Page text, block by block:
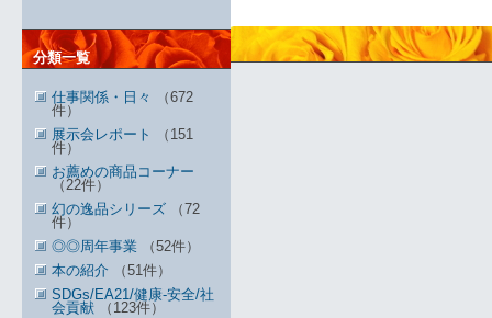
分類一覧
仕事関係・日々
（672
件）
展示会レポート
（151
件）
お薦めの商品コーナー
（22件）
幻の逸品シリーズ （72
件）
◎◎周年事業 （52件）
本の紹介 （51件）
SDGs/EA21/健康-安全/社
会貢献 （123件）